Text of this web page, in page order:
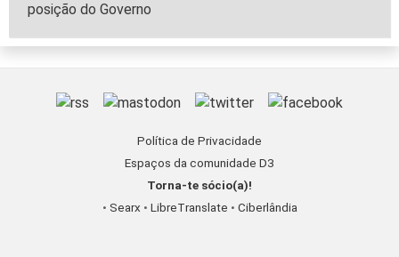
posição do Governo
Política de Privacidade
Espaços da comunidade D3
Torna-te sócio(a)!
• Searx • LibreTranslate • Ciberlândia